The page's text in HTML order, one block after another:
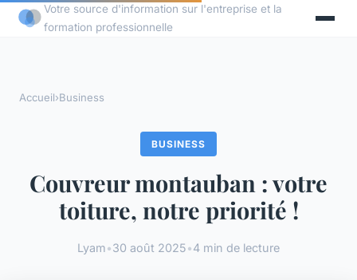
Votre source d'information sur l'entreprise et la
formation professionnelle
Accueil›Business
BUSINESS
Couvreur montauban : votre
toiture, notre priorité !
Lyam•30 août 2025•4 min de lecture